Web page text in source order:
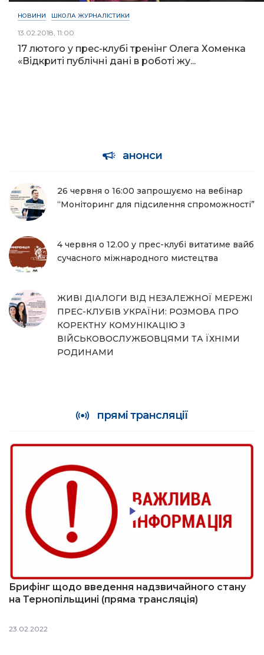
НОВИНИ ШКОЛА ЖУРНАЛІСТИКИ
13.02.2018, 11:00
17 лютого у прес-клубі тренінг Олега Хоменка
«Відкриті публічні дані в роботі жу...
анонси
26 червня о 16:00 запрошуємо на вебінар
“Моніторинг для підсилення спроможності”
4 червня о 12.00 у прес-клубі витатиме вайб
сучасного міжнародного мистецтва
ЖИВІ ДІАЛОГИ ВІД НЕЗАЛЕЖНОЇ МЕРЕЖІ
ПРЕС-КЛУБІВ УКРАЇНИ: РОЗМОВА ПРО
КОРЕКТНУ КОМУНІКАЦІЮ З
ВІЙСЬКОВОСЛУЖБОВЦЯМИ ТА ЇХНІМИ
РОДИНАМИ
прямі трансляції
Брифінг щодо введення надзвичайного стану
на Тернопільщині (пряма трансляція)
23.02.2022